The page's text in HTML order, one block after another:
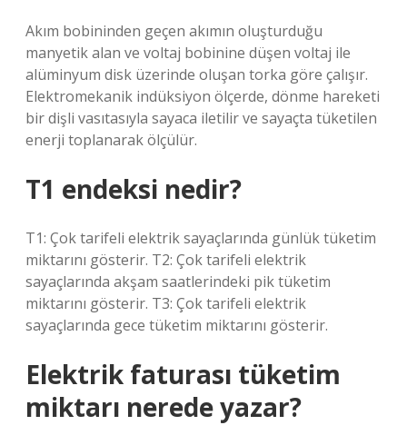
Akım bobininden geçen akımın oluşturduğu
manyetik alan ve voltaj bobinine düşen voltaj ile
alüminyum disk üzerinde oluşan torka göre çalışır.
Elektromekanik indüksiyon ölçerde, dönme hareketi
bir dişli vasıtasıyla sayaca iletilir ve sayaçta tüketilen
enerji toplanarak ölçülür.
T1 endeksi nedir?
T1: Çok tarifeli elektrik sayaçlarında günlük tüketim
miktarını gösterir. T2: Çok tarifeli elektrik
sayaçlarında akşam saatlerindeki pik tüketim
miktarını gösterir. T3: Çok tarifeli elektrik
sayaçlarında gece tüketim miktarını gösterir.
Elektrik faturası tüketim
miktarı nerede yazar?